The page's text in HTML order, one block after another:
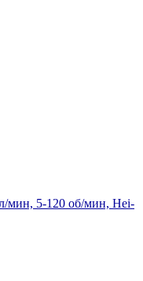
мин, 5-120 об/мин, Hei-